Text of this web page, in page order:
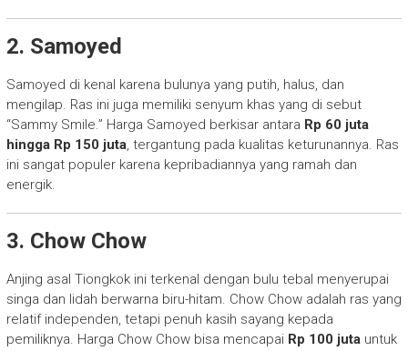
2. Samoyed
Samoyed di kenal karena bulunya yang putih, halus, dan
mengilap. Ras ini juga memiliki senyum khas yang di sebut
“Sammy Smile.” Harga Samoyed berkisar antara Rp 60 juta
hingga Rp 150 juta, tergantung pada kualitas keturunannya. Ras
ini sangat populer karena kepribadiannya yang ramah dan
energik.
3. Chow Chow
Anjing asal Tiongkok ini terkenal dengan bulu tebal menyerupai
singa dan lidah berwarna biru-hitam. Chow Chow adalah ras yang
relatif independen, tetapi penuh kasih sayang kepada
pemiliknya. Harga Chow Chow bisa mencapai Rp 100 jutauntuk